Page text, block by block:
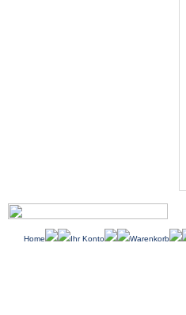
Home Ihr Konto Warenkorb